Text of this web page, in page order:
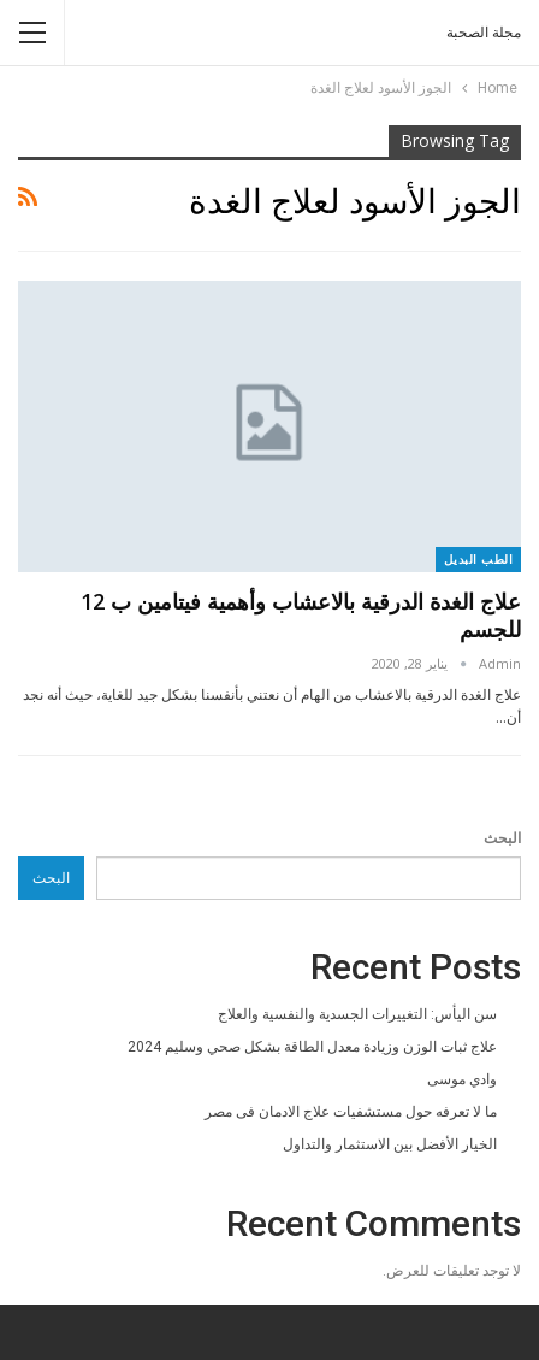
مجلة الصحبة
Home الجوز الأسود لعلاج الغدة
Browsing Tag
الجوز الأسود لعلاج الغدة
الطب البديل
علاج الغدة الدرقية بالاعشاب وأهمية فيتامين ب 12
للجسم
Admin يناير 28, 2020
علاج الغدة الدرقية بالاعشاب من الهام أن نعتني بأنفسنا بشكل جيد للغاية، حيث أنه نجد
أن…
البحث
البحث
Recent Posts
سن اليأس: التغييرات الجسدية والنفسية والعلاج
علاج ثبات الوزن وزيادة معدل الطاقة بشكل صحي وسليم 2024
وادي موسى
ما لا تعرفه حول مستشفيات علاج الادمان فى مصر
الخيار الأفضل بين الاستثمار والتداول
Recent Comments
لا توجد تعليقات للعرض.